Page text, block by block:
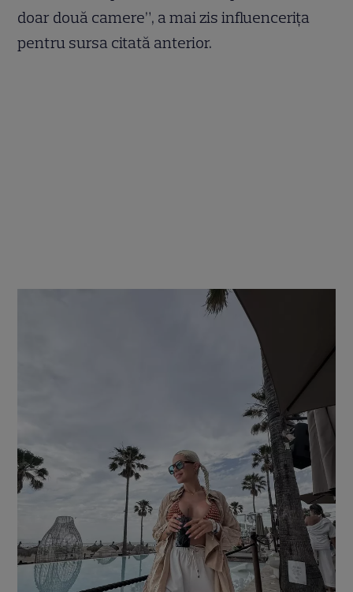
doar două camere”, a mai zis influencerița
pentru sursa citată anterior.